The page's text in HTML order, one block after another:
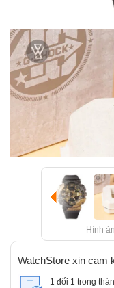
Hình
WatchStore xin cam
1 đổi 1 trong